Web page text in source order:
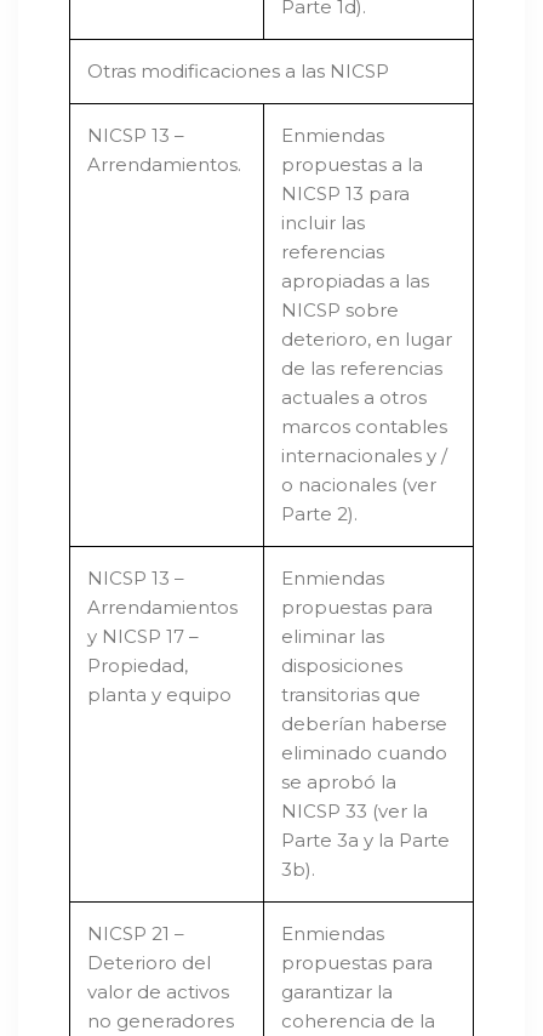
Parte 1d).
Otras modificaciones a las NICSP
NICSP 13 –
Arrendamientos.
Enmiendas
propuestas a la
NICSP 13 para
incluir las
referencias
apropiadas a las
NICSP sobre
deterioro, en lugar
de las referencias
actuales a otros
marcos contables
internacionales y /
o nacionales (ver
Parte 2).
NICSP 13 –
Arrendamientos
y NICSP 17 –
Propiedad,
planta y equipo
Enmiendas
propuestas para
eliminar las
disposiciones
transitorias que
deberían haberse
eliminado cuando
se aprobó la
NICSP 33 (ver la
Parte 3a y la Parte
3b).
NICSP 21 –
Deterioro del
valor de activos
no generadores
Enmiendas
propuestas para
garantizar la
coherencia de la